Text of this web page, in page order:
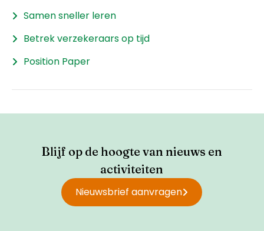
Samen sneller leren
Betrek verzekeraars op tijd
Position Paper
Blijf op de hoogte van nieuws en
activiteiten
Nieuwsbrief aanvragen